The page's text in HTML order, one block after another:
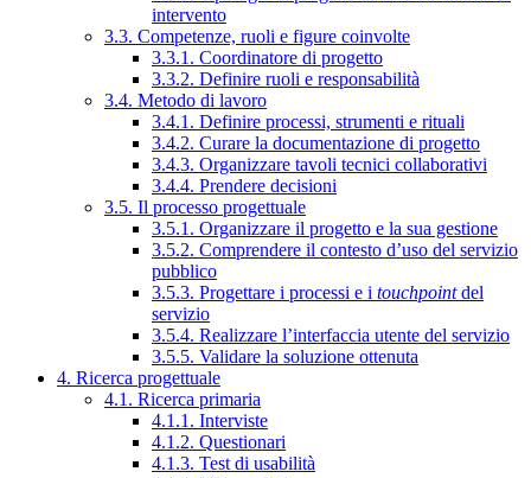
intervento
3.3. Competenze, ruoli e figure coinvolte
3.3.1. Coordinatore di progetto
3.3.2. Definire ruoli e responsabilità
3.4. Metodo di lavoro
3.4.1. Definire processi, strumenti e rituali
3.4.2. Curare la documentazione di progetto
3.4.3. Organizzare tavoli tecnici collaborativi
3.4.4. Prendere decisioni
3.5. Il processo progettuale
3.5.1. Organizzare il progetto e la sua gestione
3.5.2. Comprendere il contesto d’uso del servizio
pubblico
3.5.3. Progettare i processi e i touchpointdel
servizio
3.5.4. Realizzare l’interfaccia utente del servizio
3.5.5. Validare la soluzione ottenuta
4. Ricerca progettuale
4.1. Ricerca primaria
4.1.1. Interviste
4.1.2. Questionari
4.1.3. Test di usabilità